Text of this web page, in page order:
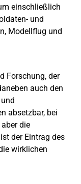
einschließlich
und
Modellflug und
Forschung, der
auch den
absetzbar, bei
die
der Eintrag des
wirklichen